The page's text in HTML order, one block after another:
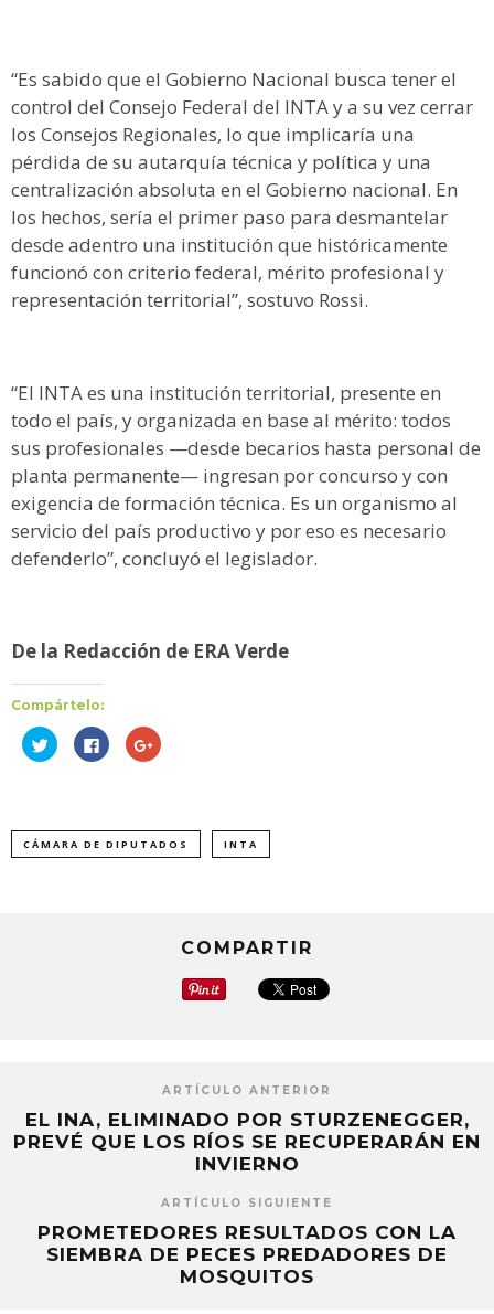
“Es sabido que el Gobierno Nacional busca tener el
control del Consejo Federal del INTA y a su vez cerrar
los Consejos Regionales, lo que implicaría una
pérdida de su autarquía técnica y política y una
centralización absoluta en el Gobierno nacional. En
los hechos, sería el primer paso para desmantelar
desde adentro una institución que históricamente
funcionó con criterio federal, mérito profesional y
representación territorial”, sostuvo Rossi.
“El INTA es una institución territorial, presente en
todo el país, y organizada en base al mérito: todos
sus profesionales —desde becarios hasta personal de
planta permanente— ingresan por concurso y con
exigencia de formación técnica. Es un organismo al
servicio del país productivo y por eso es necesario
defenderlo”, concluyó el legislador.
De la Redacción de ERA Verde
Compártelo:
Haz
clic
abre
en
una
Haz
clic
abre
en
una
Haz
clic
abre
en
una
CÁMARA DE DIPUTADOS INTA
COMPARTIR
ARTÍCULO ANTERIOR
EL INA, ELIMINADO POR STURZENEGGER,
PREVÉ QUE LOS RÍOS SE RECUPERARÁN EN
INVIERNO
ARTÍCULO SIGUIENTE
PROMETEDORES RESULTADOS CON LA
SIEMBRA DE PECES PREDADORES DE
MOSQUITOS